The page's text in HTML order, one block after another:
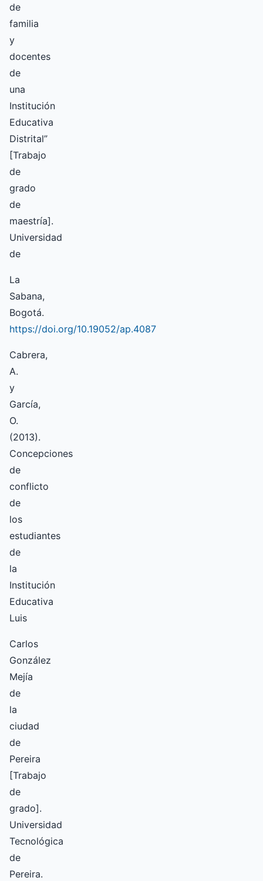
de
familia
y
docentes
de
una
Institución
Educativa
Distrital”
[Trabajo
de
grado
de
maestría].
Universidad
de
La
Sabana,
Bogotá.
https://doi.org/10.19052/ap.4087
Cabrera,
A.
y
García,
O.
(2013).
Concepciones
de
conflicto
de
los
estudiantes
de
la
Institución
Educativa
Luis
Carlos
González
Mejía
de
la
ciudad
de
Pereira
[Trabajo
de
grado].
Universidad
Tecnológica
de
Pereira.